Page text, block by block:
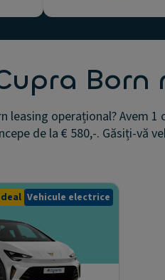
leasing operațional? Avem
de la € 580,-. Găsiți-vă
Vehicule electrice